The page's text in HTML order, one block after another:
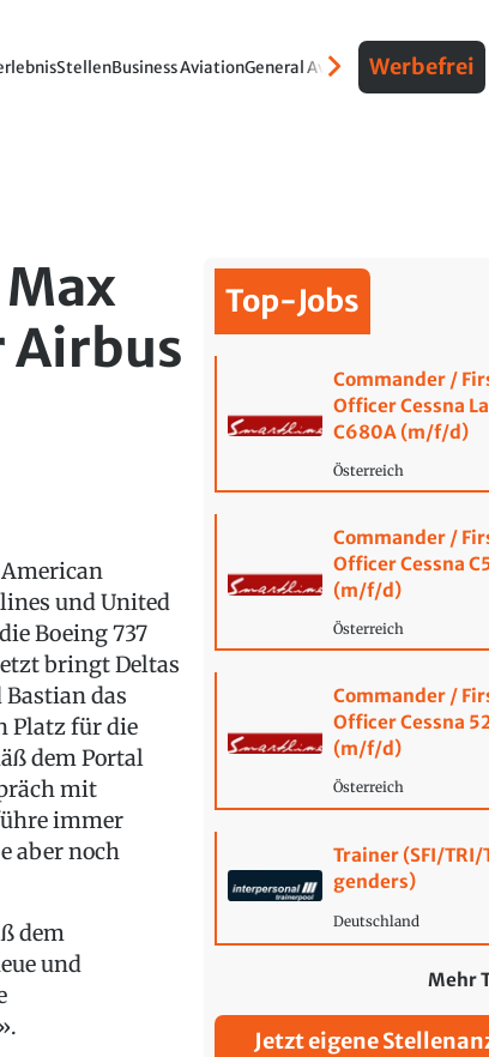
StellenBusiness AviationGeneral AviationVerteidigung
Werbefrei
Airbus
und United
Boeing 737
bringt Deltas
das
Platz für die
dem Portal
mit
immer
aber noch
dem
und
Top-Jobs
Commander /
Officer Cessna
C680A (m/f/d)
Österreich
Commander /
Officer Cessna
(m/f/d)
Österreich
Commander /
Officer Cessna
(m/f/d)
Österreich
Trainer (SFI/TRI/
genders)
Deutschland
Mehr
Jetzt eigene